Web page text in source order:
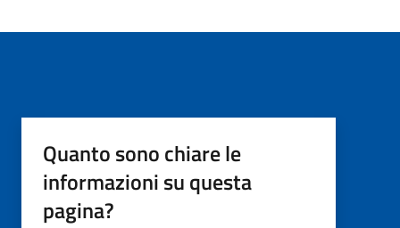
Quanto sono chiare le
informazioni su questa
pagina?